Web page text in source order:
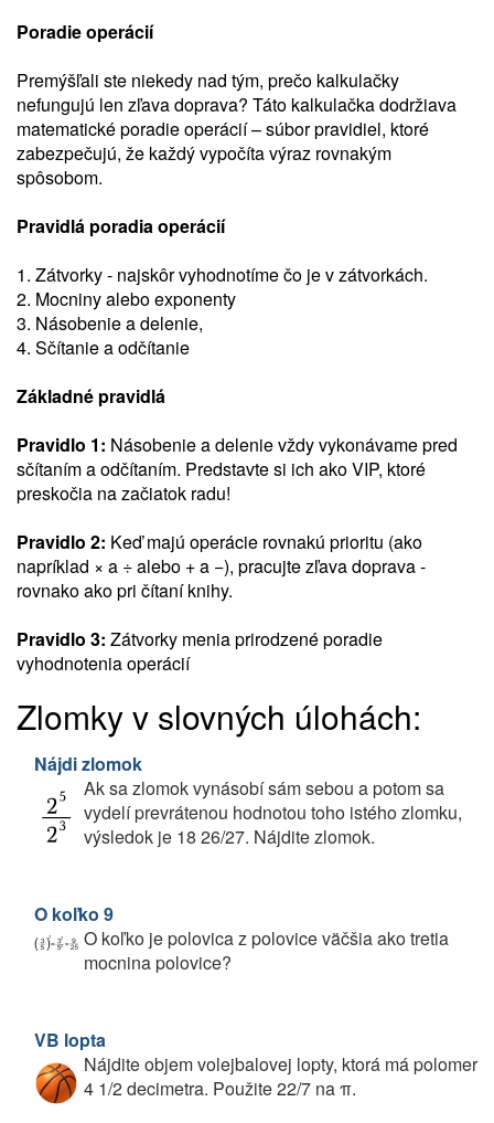
Poradie operácií
Premýšľali ste niekedy nad tým, prečo kalkulačky
nefungujú len zľava doprava? Táto kalkulačka dodržiava
matematické poradie operácií – súbor pravidiel, ktoré
zabezpečujú, že každý vypočíta výraz rovnakým
spôsobom.
Pravidlá poradia operácií
1. Zátvorky - najskôr vyhodnotíme čo je v zátvorkách.
2. Mocniny alebo exponenty
3. Násobenie a delenie,
4. Sčítanie a odčítanie
Základné pravidlá
Pravidlo 1: Násobenie a delenie vždy vykonávame pred
sčítaním a odčítaním. Predstavte si ich ako VIP, ktoré
preskočia na začiatok radu!
Pravidlo 2: Keď majú operácie rovnakú prioritu (ako
napríklad × a ÷ alebo + a −), pracujte zľava doprava -
rovnako ako pri čítaní knihy.
Pravidlo 3: Zátvorky menia prirodzené poradie
vyhodnotenia operácií
Zlomky v slovných úlohách:
Nájdi zlomok
Ak sa zlomok vynásobí sám sebou a potom sa
vydelí prevrátenou hodnotou toho istého zlomku,
výsledok je 18 26/27. Nájdite zlomok.
O koľko 9
O koľko je polovica z polovice väčšia ako tretia
mocnina polovice?
VB lopta
Nájdite objem volejbalovej lopty, ktorá má polomer
4 1/2 decimetra. Použite 22/7 na π.